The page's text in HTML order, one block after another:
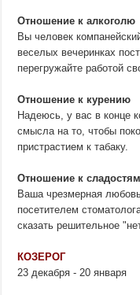
Отношение к алкоголю
Вы человек
веселых вечеринках
перегружайте работой
Отношение к курению
Надеюсь, у вас в конце
смысла на то, чтобы
пристрастием к табаку.
Отношение к сладостям
Ваша чрезмерная
посетителем
сказать решительное
КОЗЕРОГ
23 декабря - 20 января